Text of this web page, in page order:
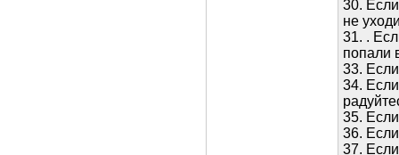
30.
не
31. .
попали
33.
34.
35.
36.
37.